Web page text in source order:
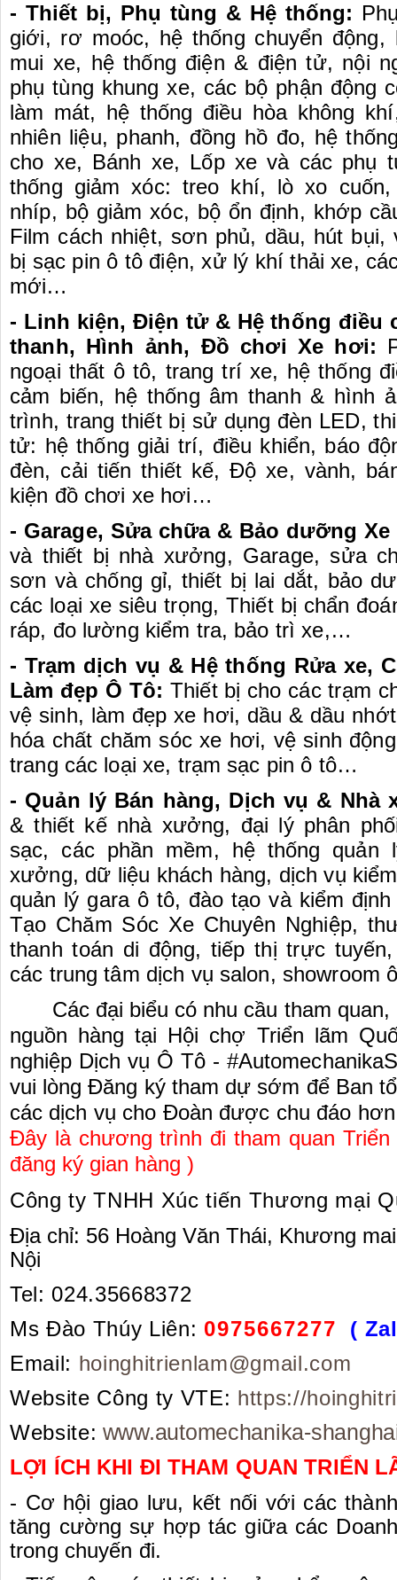
- Thiết bị, Phụ tùng & Hệ thống:
giới, rơ moóc, hệ thống chuyển động,
mui xe, hệ thống điện & điện tử, nội
phụ tùng khung xe, các bộ phận động
làm mát, hệ thống điều hòa không
nhiên liệu, phanh, đồng hồ đo, hệ
cho xe, Bánh xe, Lốp xe và các phụ
thống giảm xóc: treo khí, lò xo
nhíp, bộ giảm xóc, bộ ổn định, khớp
Film cách nhiệt, sơn phủ, dầu, hút bụi,
bị sạc pin ô tô điện, xử lý khí thải xe,
mới…
- Linh kiện, Điện tử & Hệ thống điều
thanh, Hình ảnh, Đồ chơi Xe hơi:
ngoại thất ô tô, trang trí xe, hệ thống
cảm biến, hệ thống âm thanh & hình
trình, trang thiết bị sử dụng đèn LED,
tử: hệ thống giải trí, điều khiển, báo
đèn, cải tiến thiết kế, Độ xe, vành,
kiện đồ chơi xe hơi…
- Garage, Sửa chữa & Bảo dưỡng
và thiết bị nhà xưởng, Garage, sửa
sơn và chống gỉ, thiết bị lai dắt, bảo
các loại xe siêu trọng, Thiết bị chẩn
ráp, đo lường kiểm tra, bảo trì xe,…
- Trạm dịch vụ & Hệ thống Rửa xe,
Làm đẹp Ô Tô: Thiết bị cho các trạm
vệ sinh, làm đẹp xe hơi, dầu & dầu
hóa chất chăm sóc xe hơi, vệ sinh
trang các loại xe, trạm sạc pin ô tô…
- Quản lý Bán hàng, Dịch vụ & Nhà
& thiết kế nhà xưởng, đại lý phân
sạc, các phần mềm, hệ thống quản
xưởng, dữ liệu khách hàng, dịch vụ
quản lý gara ô tô, đào tạo và kiểm
Tạo Chăm Sóc Xe Chuyên Nghiệp,
thanh toán di động, tiếp thị trực
các trung tâm dịch vụ salon, showroom
Các đại biểu có nhu cầu tham
nguồn hàng tại Hội chợ Triển lãm
nghiệp Dịch vụ Ô Tô - #
vui lòng Đăng ký tham dự sớm để Ban
các dịch vụ cho Đoàn được chu đáo
Đây là chương trình đi tham quan Triển
đăng ký gian hàng )
Công ty TNHH Xúc tiến Thương mại
Địa chỉ: 56 Hoàng Văn Thái, Khương
Nội
Tel: 024.35668372
Ms Đào Thúy Liên: 0975667277
(
Email: hoinghitrienlam@gmail.com
Website Công ty VTE: https://
Website: www.automechanika-
LỢI ÍCH KHI ĐI THAM QUAN TRIỂN
- Cơ hội giao lưu, kết nối với các
tăng cường sự hợp tác giữa các
trong chuyến đi.